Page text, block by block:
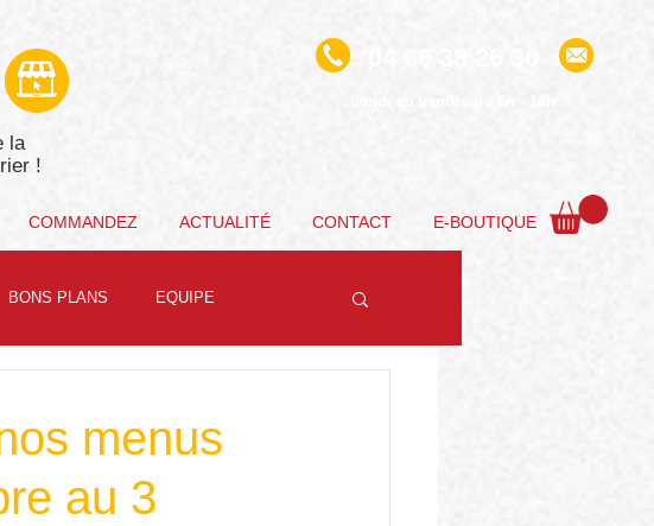
la
!
COMMANDEZ ACTUALITÉ CONTACT E-BOUTIQUE
BONS PLANS EQUIPE
menus
au 3